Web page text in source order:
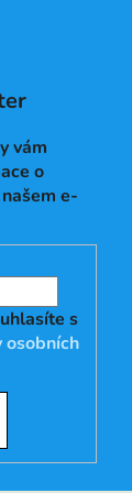
vám
o
e-
s
osobních